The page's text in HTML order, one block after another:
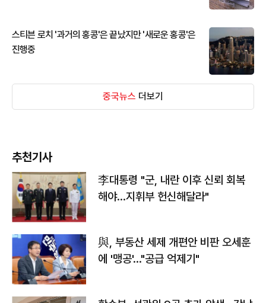
스티븐 로치 '과거의 홍콩'은 끝났지만 '새로운 홍콩'은
진행중
중국뉴스 더보기
추천기사
李대통령 "군, 내란 이후 신뢰 회복
해야…지휘부 헌신해달라"
與, 부동산 세제 개편안 비판 오세훈
에 '맹공'…"공급 억제기"